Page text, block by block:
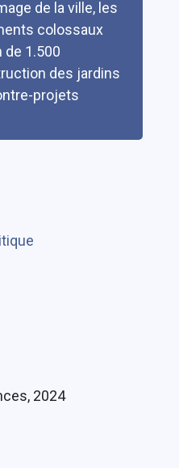
de la ville, les
colossaux
de 1.500
des jardins
projets
2024